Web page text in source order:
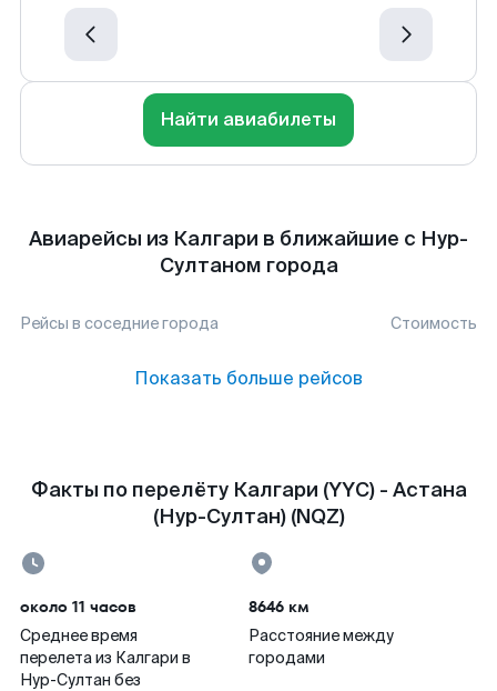
Найти авиабилеты
Авиарейсы из Калгари в ближайшие с Нур-
Султаном города
Рейсы в соседние города Стоимость
Показать больше рейсов
Факты по перелёту Калгари (YYC) - Астана
(Нур-Султан) (NQZ)
около 11 часов
Среднее время
перелета из Калгари в
Нур-Султан без
8646 км
Расстояние между
городами